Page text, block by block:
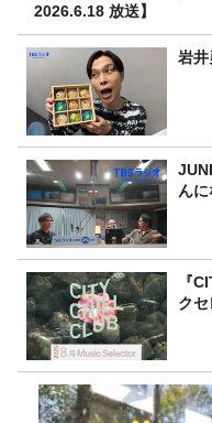
2026.6.18 放送】
岩井
んに
『
クセ